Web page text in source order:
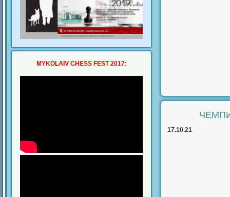
17.10.21
MYKOLAIV CHESS FEST 2017: